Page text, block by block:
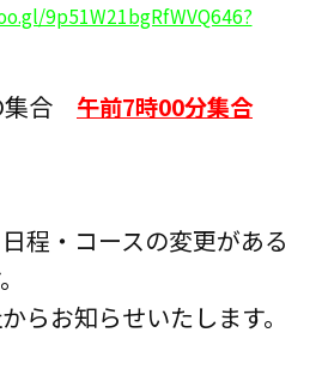
9p51W21bgRfWVQ646?
集合 午前7時00分集合
程・コースの変更がある
らお知らせいたします。